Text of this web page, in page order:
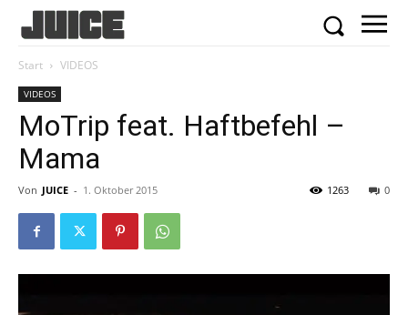
Start VIDEOS
VIDEOS
MoTrip feat. Haftbefehl –
Mama
Von JUICE - 1. Oktober 2015 0
1263